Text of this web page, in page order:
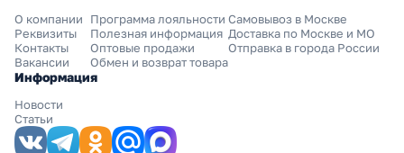
О компании
Реквизиты
Контакты
Вакансии
Программа лояльности
Полезная информация
Оптовые продажи
Обмен и возврат товара
Самовывоз в Москве
Доставка по Москве и МО
Отправка в города России
Информация
Новости
Статьи